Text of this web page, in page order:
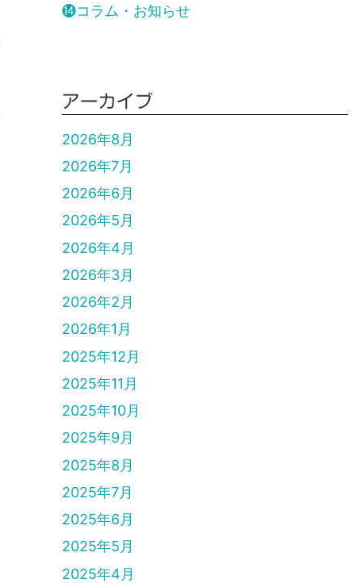
⓮コラム・お知らせ
アーカイブ
2026年8月
2026年7月
2026年6月
2026年5月
2026年4月
2026年3月
2026年2月
2026年1月
2025年12月
2025年11月
2025年10月
2025年9月
2025年8月
2025年7月
2025年6月
2025年5月
2025年4月